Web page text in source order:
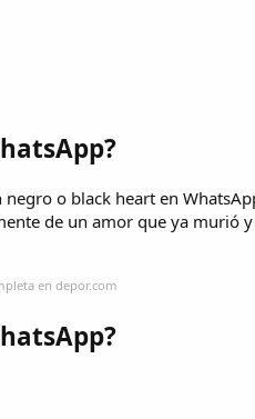
o black heart en
de un amor que ya murió
en depor.com